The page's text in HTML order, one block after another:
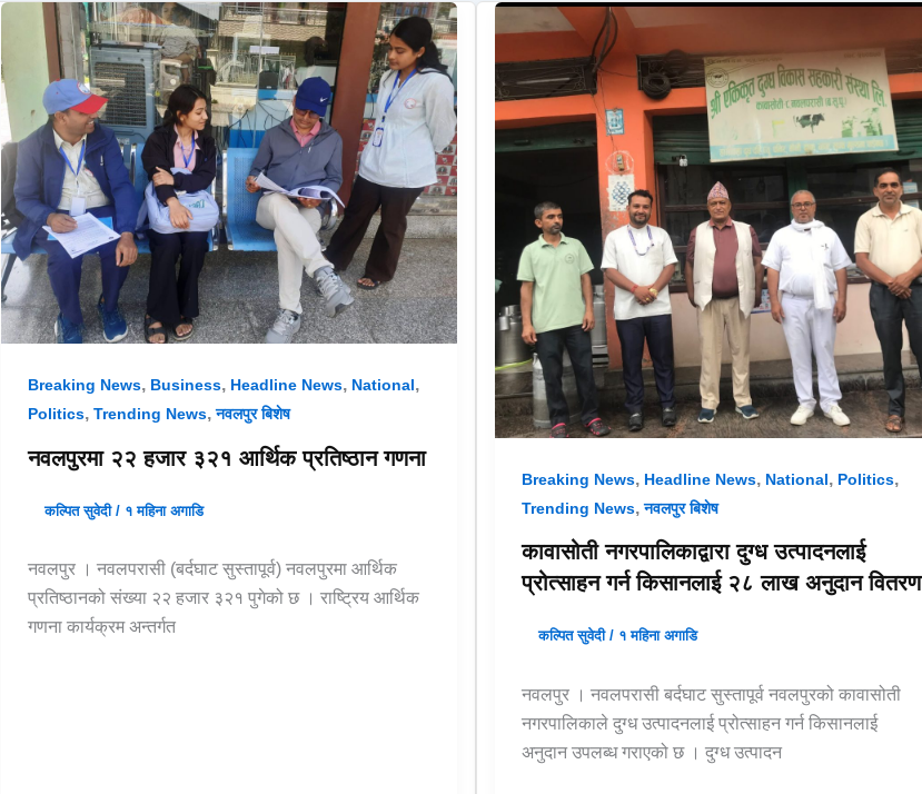
Breaking News, Business, Headline News, National,
Politics, Trending News,नवलपुर बिशेष
नवलपुरमा २२ हजार ३२१ आर्थिक प्रतिष्ठान गणना
कल्पित सुवेदी / १ महिना अगाडि
नवलपुर । नवलपरासी (बर्दघाट सुस्तापूर्व) नवलपुरमा आर्थिक
प्रतिष्ठानको संख्या २२ हजार ३२१ पुगेको छ । राष्ट्रिय आर्थिक
गणना कार्यक्रम अन्तर्गत
Breaking News, Headline News, National, Politics,
Trending News,नवलपुर बिशेष
कावासोती नगरपालिकाद्वारा दुग्ध उत्पादनलाई
प्रोत्साहन गर्न किसानलाई २८ लाख अनुदान वितरण
कल्पित सुवेदी / १ महिना अगाडि
नवलपुर । नवलपरासी बर्दघाट सुस्तापूर्व नवलपुरको कावासोती
नगरपालिकाले दुग्ध उत्पादनलाई प्रोत्साहन गर्न किसानलाई
अनुदान उपलब्ध गराएको छ । दुग्ध उत्पादन